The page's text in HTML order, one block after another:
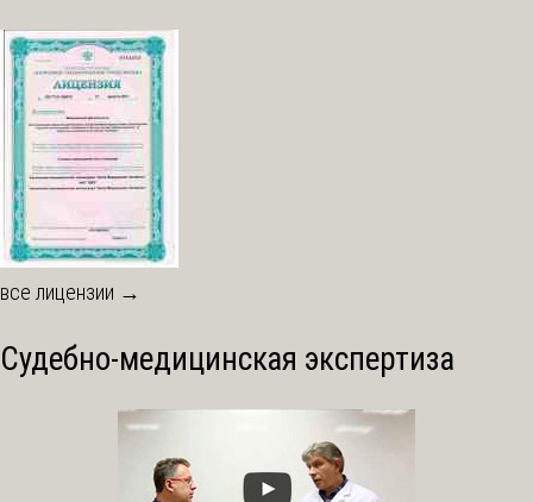
все лицензии →
Судебно-медицинская экспертиза